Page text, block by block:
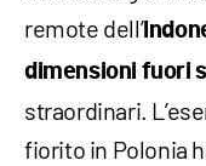
remote dell’
dimensioni fuori
straordinari.
fiorito in Polonia